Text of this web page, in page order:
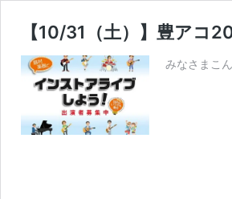
【10/31（土）】豊アコ
みなさまこ